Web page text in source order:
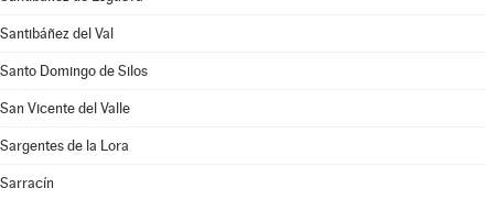
Santibáñez del Val
Santo Domingo de Silos
San Vicente del Valle
Sargentes de la Lora
Sarracín